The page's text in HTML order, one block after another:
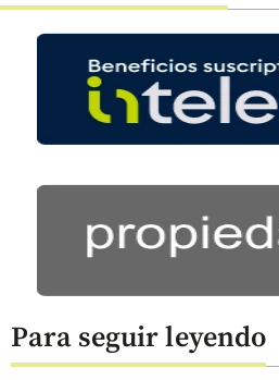
Para seguir leyendo